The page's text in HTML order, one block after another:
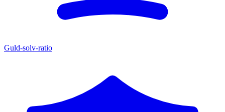
Guld-solv-ratio